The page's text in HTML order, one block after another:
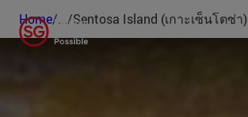
Home/.../Sentosa Island (เกาะเซ็นโตซ่า)